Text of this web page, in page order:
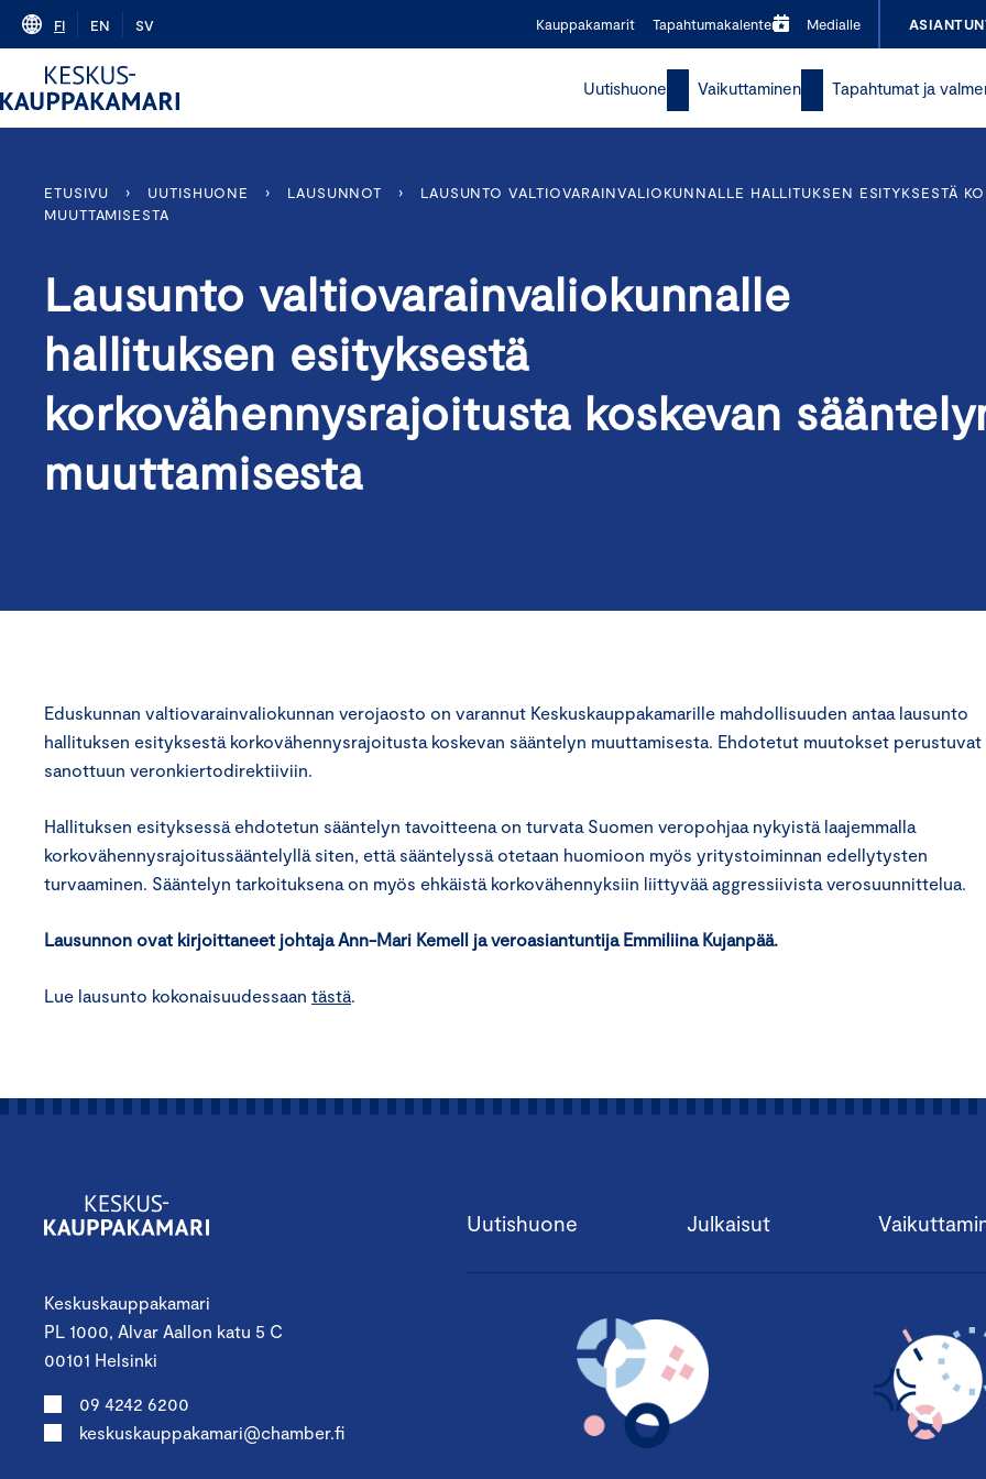
Skip
content
FI EN SV Kauppakamarit Tapahtumakalenteri Medialle
Uutishuone Vaikuttaminen Tapahtumat ja
ETUSIVU › UUTISHUONE › LAUSUNNOT ›
LAUSUNTO VALTIOVARAINVALIOKUNNALLE HALLITUKSEN ESITYKSESTÄ
MUUTTAMISESTA
Lausunto valtiovarainvaliokunnalle
hallituksen esityksestä
korkovähennysrajoitusta koskevan
muuttamisesta
Eduskunnan valtiovarainvaliokunnan verojaosto on varannut Keskuskauppakamarille mahdollisuuden antaa lausunto
hallituksen esityksestä korkovähennysrajoitusta koskevan sääntelyn muuttamisesta. Ehdotetut muutokset perustuvat
sanottuun veronkiertodirektiiviin.
Hallituksen esityksessä ehdotetun sääntelyn tavoitteena on turvata Suomen veropohjaa nykyistä laajemmalla
korkovähennysrajoitussääntelyllä siten, että sääntelyssä otetaan huomioon myös yritystoiminnan edellytysten
turvaaminen. Sääntelyn tarkoituksena on myös ehkäistä korkovähennyksiin liittyvää aggressiivista verosuunnittelua.
Lausunnon ovat kirjoittaneet johtaja Ann-Mari Kemell ja veroasiantuntija Emmiliina Kujanpää.
Lue lausunto kokonaisuudessaan tästä.
Keskuskauppakamari
PL 1000, Alvar Aallon katu 5 C
00101 Helsinki
09 4242 6200
keskuskauppakamari@chamber.fi
Uutishuone Julkaisut